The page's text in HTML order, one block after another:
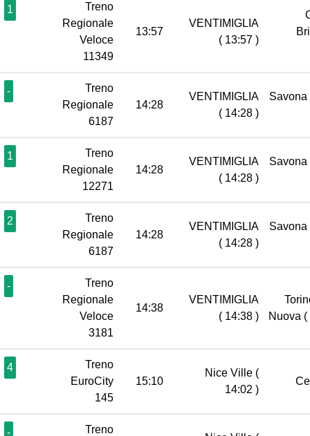
1
Treno
Regionale
Veloce
11349
13:57
VENTIMIGLIA
( 13:57 )
-
Treno
Regionale
6187
14:28
VENTIMIGLIA
( 14:28 )
Savona
1
Treno
Regionale
12271
14:28
VENTIMIGLIA
( 14:28 )
Savona
2
Treno
Regionale
6187
14:28
VENTIMIGLIA
( 14:28 )
Savona
-
Treno
Regionale
Veloce
3181
14:38
VENTIMIGLIA
( 14:38 )
Nuova (
4
Treno
EuroCity
145
15:10
Nice Ville (
14:02 )
-
Treno